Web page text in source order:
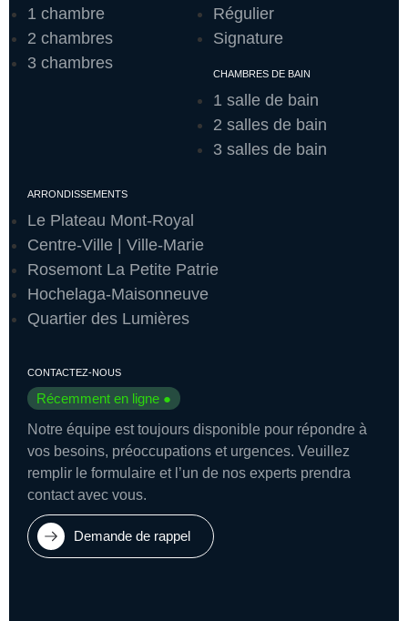
1 chambre
2 chambres
3 chambres
Régulier
Signature
CHAMBRES DE BAIN
1 salle de bain
2 salles de bain
3 salles de bain
ARRONDISSEMENTS
Le Plateau Mont-Royal
Centre-Ville | Ville-Marie
Rosemont La Petite Patrie
Hochelaga-Maisonneuve
Quartier des Lumières
CONTACTEZ-NOUS
Récemment en ligne ●
Notre équipe est toujours disponible pour répondre à
vos besoins, préoccupations et urgences. Veuillez
remplir le formulaire et l’un de nos experts prendra
contact avec vous.
Demande de rappel